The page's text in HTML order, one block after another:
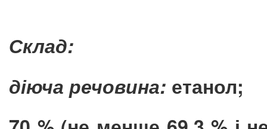
Склад:
діюча речовина: етанол;